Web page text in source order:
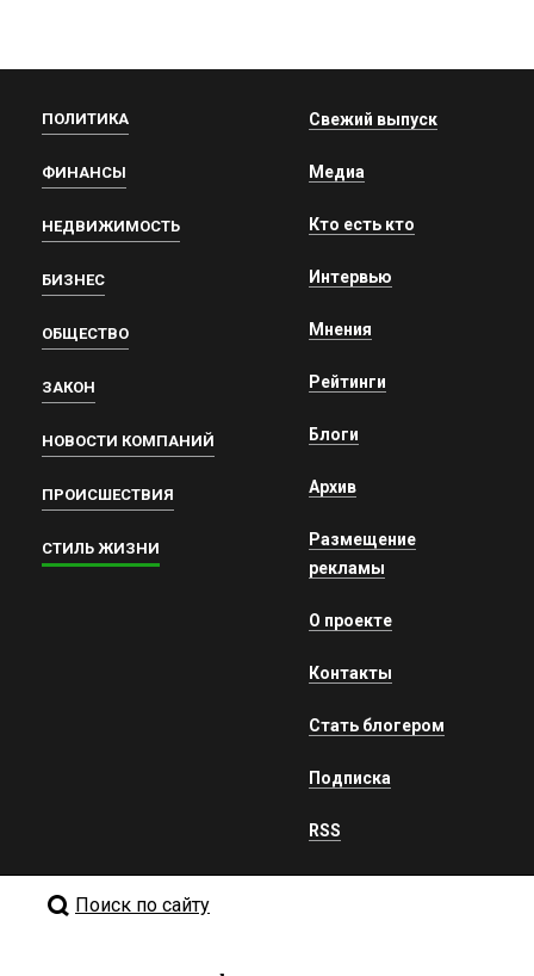
ПОЛИТИКА
ФИНАНСЫ
НЕДВИЖИМОСТЬ
БИЗНЕС
ОБЩЕСТВО
ЗАКОН
НОВОСТИ КОМПАНИЙ
ПРОИСШЕСТВИЯ
СТИЛЬ ЖИЗНИ
Свежий выпуск
Медиа
Кто есть кто
Интервью
Мнения
Рейтинги
Блоги
Архив
Размещение
рекламы
О проекте
Контакты
Стать блогером
Подписка
RSS
Поиск по сайту